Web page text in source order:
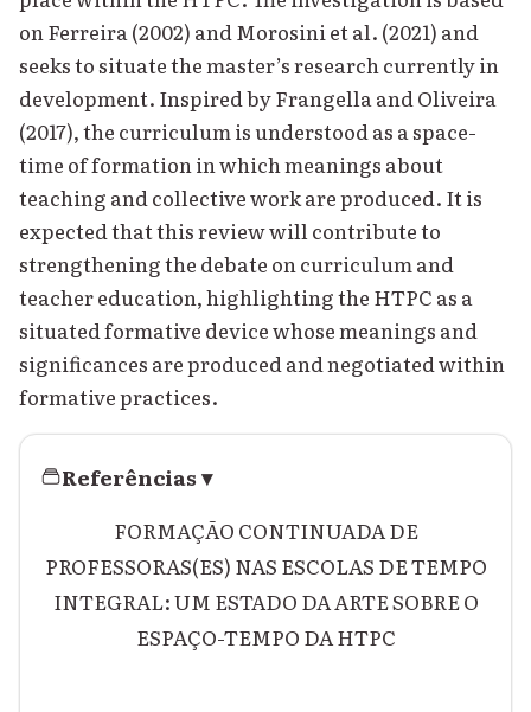
on Ferreira (2002) and Morosini et al. (2021) and
seeks to situate the master’s research currently in
development. Inspired by Frangella and Oliveira
(2017), the curriculum is understood as a space-
time of formation in which meanings about
teaching and collective work are produced. It is
expected that this review will contribute to
strengthening the debate on curriculum and
teacher education, highlighting the HTPC as a
situated formative device whose meanings and
significances are produced and negotiated within
formative practices.
Referências▾
FORMAÇÃO CONTINUADA DE
PROFESSORAS(ES) NAS ESCOLAS DE TEMPO
INTEGRAL: UM ESTADO DA ARTE SOBRE O
ESPAÇO-TEMPO DA HTPC